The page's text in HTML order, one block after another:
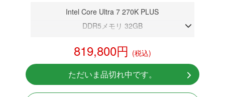
Intel Core Ultra 7 270K PLUS
DDR5メモリ 32GB
NVMeSSD 1TB
無線LAN/Bluetooth対応
Windows11 Home 64bit
819,800円 (税込)
ただいま品切れ中です。